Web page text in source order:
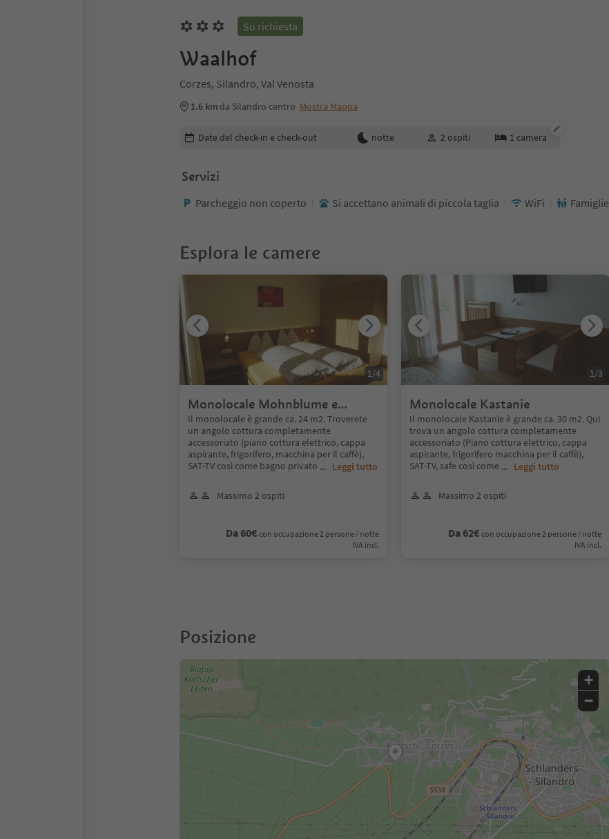
Su richiesta
Waalhof
Corzes, Silandro, Val Venosta
1.6 km da Silandro centro Mostra Mappa
Modifica i dettagli della prenotazione
Date del check-in e check-out notte 2 ospiti 1 camera
Servizi
Parcheggio non coperto Si accettano animali di piccola taglia WiFi Famiglie
Esplora le camere
Monolocale Mohnblume e
Sonnenblume
Il monolocale è grande ca. 24 m2. Troverete
un angolo cottura completamente
accessoriato (piano cottura elettrico, cappa
aspirante, frigorifero, macchina per il caffè),
SAT-TV così come bagno privato ... Leggi tutto
Massimo 2 ospiti
Da 60€ con occupazione 2 persone / notte
IVA incl.
1 /4
Monolocale Kastanie
Il monolocale Kastanie è grande ca. 30 m2. Qui
trova un angolo cottura completamente
accessoriato (Piano cottura elettrico, cappa
aspirante, frigorifero macchina per il caffè),
SAT-TV, safe così come ... Leggi tutto
Massimo 2 ospiti
Da 62€ con occupazione 2 persone / notte
IVA incl.
1 /3
Posizione
+
−